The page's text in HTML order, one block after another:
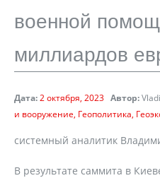
военной
миллиардов
Дата:2 октября, 2023 Автор:
и вооружение Геополитика
системный аналитик
В результате саммита в